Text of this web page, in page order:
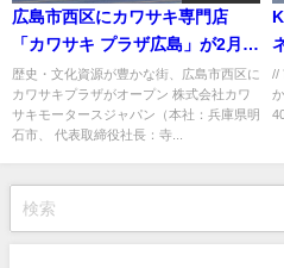
広島市西区にカワサキ専門店
「カワサキ プラザ広島」が2月
18日（木）オープン
歴史・文化資源が豊かな街、広島市西区に
カワサキプラザがオープン 株式会社カワ
サキモータースジャパン（本社：兵庫県明
石市、 代表取締役社長：寺...
//